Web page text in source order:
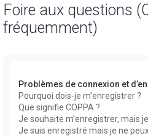
Foire aux questions
fréquemment)
Problèmes de connexion et
Pourquoi dois-je m’enregistrer ?
Que signifie COPPA ?
Je souhaite m’enregistrer, mais
Je suis enregistré mais je ne